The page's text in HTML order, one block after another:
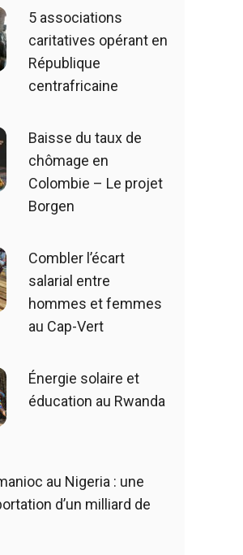
5 associations
caritatives opérant en
République
centrafricaine
Baisse du taux de
chômage en
Colombie – Le projet
Borgen
Combler l’écart
salarial entre
hommes et femmes
au Cap-Vert
Énergie solaire et
éducation au Rwanda
au Nigeria : une
d’un milliard de